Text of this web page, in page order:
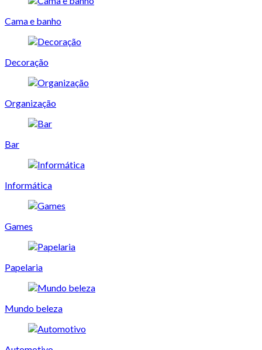
Cama e banho
Decoração
Organização
Bar
Informática
Games
Papelaria
Mundo beleza